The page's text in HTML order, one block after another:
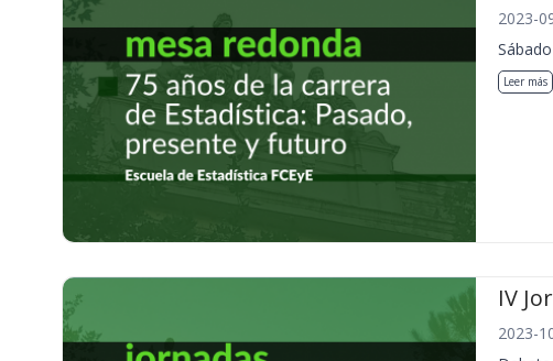
2023-
Leer más
IV
2023-